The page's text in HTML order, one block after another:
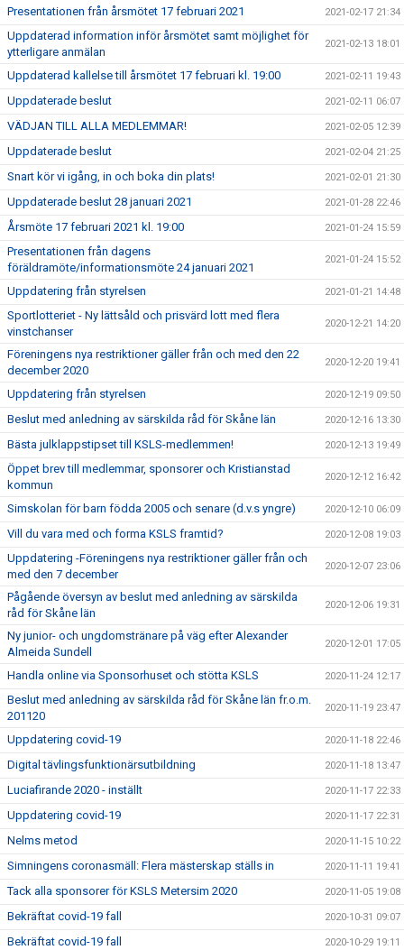
Presentationen från årsmötet 17 februari 2021 2021-02-17 21:34
Uppdaterad information inför årsmötet samt möjlighet för
ytterligare anmälan
2021-02-13 18:01
Uppdaterad kallelse till årsmötet 17 februari kl. 19:00 2021-02-11 19:43
Uppdaterade beslut 2021-02-11 06:07
VÄDJAN TILL ALLA MEDLEMMAR! 2021-02-05 12:39
Uppdaterade beslut 2021-02-04 21:25
Snart kör vi igång, in och boka din plats! 2021-02-01 21:30
Uppdaterade beslut 28 januari 2021 2021-01-28 22:46
Årsmöte 17 februari 2021 kl. 19:00 2021-01-24 15:59
Presentationen från dagens
föräldramöte/informationsmöte 24 januari 2021
2021-01-24 15:52
Uppdatering från styrelsen 2021-01-21 14:48
Sportlotteriet - Ny lättsåld och prisvärd lott med flera
vinstchanser
2020-12-21 14:20
Föreningens nya restriktioner gäller från och med den 22
december 2020
2020-12-20 19:41
Uppdatering från styrelsen 2020-12-19 09:50
Beslut med anledning av särskilda råd för Skåne län 2020-12-16 13:30
Bästa julklappstipset till KSLS-medlemmen! 2020-12-13 19:49
Öppet brev till medlemmar, sponsorer och Kristianstad
kommun
2020-12-12 16:42
Simskolan för barn födda 2005 och senare (d.v.s yngre) 2020-12-10 06:09
Vill du vara med och forma KSLS framtid? 2020-12-08 19:03
Uppdatering -Föreningens nya restriktioner gäller från och
med den 7 december
2020-12-07 23:06
Pågående översyn av beslut med anledning av särskilda
råd för Skåne län
2020-12-06 19:31
Ny junior- och ungdomstränare på väg efter Alexander
Almeida Sundell
2020-12-01 17:05
Handla online via Sponsorhuset och stötta KSLS 2020-11-24 12:17
Beslut med anledning av särskilda råd för Skåne län fr.o.m.
201120
2020-11-19 23:47
Uppdatering covid-19 2020-11-18 22:46
Digital tävlingsfunktionärsutbildning 2020-11-18 13:47
Luciafirande 2020 - inställt 2020-11-17 22:33
Uppdatering covid-19 2020-11-17 22:31
Nelms metod 2020-11-15 10:22
Simningens coronasmäll: Flera mästerskap ställs in 2020-11-11 19:41
Tack alla sponsorer för KSLS Metersim 2020 2020-11-05 19:08
Bekräftat covid-19 fall 2020-10-31 09:07
Bekräftat covid-19 fall 2020-10-29 19:11